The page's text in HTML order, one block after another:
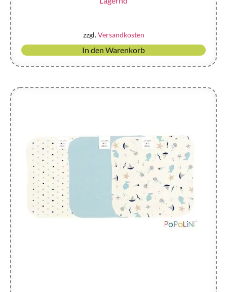
zzgl.Versandkosten
In den Warenkorb